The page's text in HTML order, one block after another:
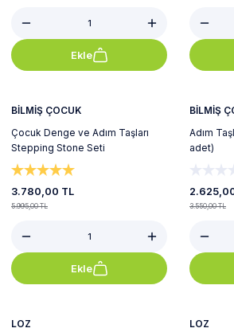
Ekle
BİLMİŞ ÇOCUK
Çocuk Denge ve Adım Taşları
Stepping Stone Seti
3.780,00 TL
5.995,00 TL
Ekle
BİLMİŞ
Adım
adet)
3.550,00 TL
Yeni
LOZ Yeni
LOZ